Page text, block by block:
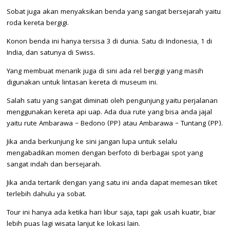
Sobat juga akan menyaksikan benda yang sangat bersejarah yaitu
roda kereta bergigi.
Konon benda ini hanya tersisa 3 di dunia. Satu di Indonesia, 1 di
India, dan satunya di Swiss.
Yang membuat menarik juga di sini ada rel bergigi yang masih
digunakan untuk lintasan kereta di museum ini.
Salah satu yang sangat diminati oleh pengunjung yaitu perjalanan
menggunakan kereta api uap. Ada dua rute yang bisa anda jajal
yaitu rute Ambarawa – Bedono (PP) atau Ambarawa – Tuntang (PP).
Jika anda berkunjung ke sini jangan lupa untuk selalu
mengabadikan momen dengan berfoto di berbagai spot yang
sangat indah dan bersejarah.
Jika anda tertarik dengan yang satu ini anda dapat memesan tiket
terlebih dahulu ya sobat.
Tour ini hanya ada ketika hari libur saja, tapi gak usah kuatir, biar
lebih puas lagi wisata lanjut ke lokasi lain.